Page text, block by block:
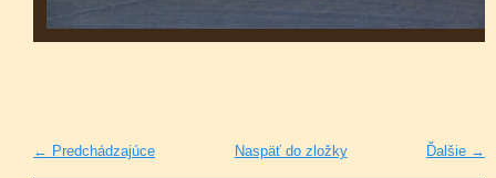
← Predchádzajúce Ďalšie →
Naspäť do zložky